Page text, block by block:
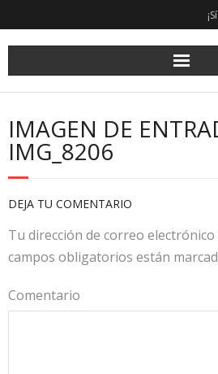
IMAGEN DE
IMG_8206
DEJA TU COMENTARIO
Tu dirección de correo
campos obligatorios están
Comentario